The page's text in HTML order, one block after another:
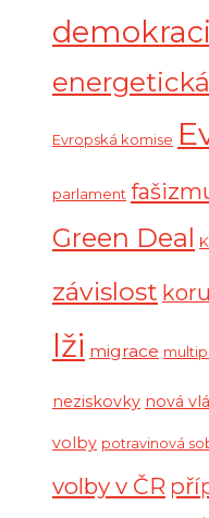
Evropská komise
parlament
Green Deal
závislost
lži migrace
neziskovky nová
volby potravinová
volby v ČR